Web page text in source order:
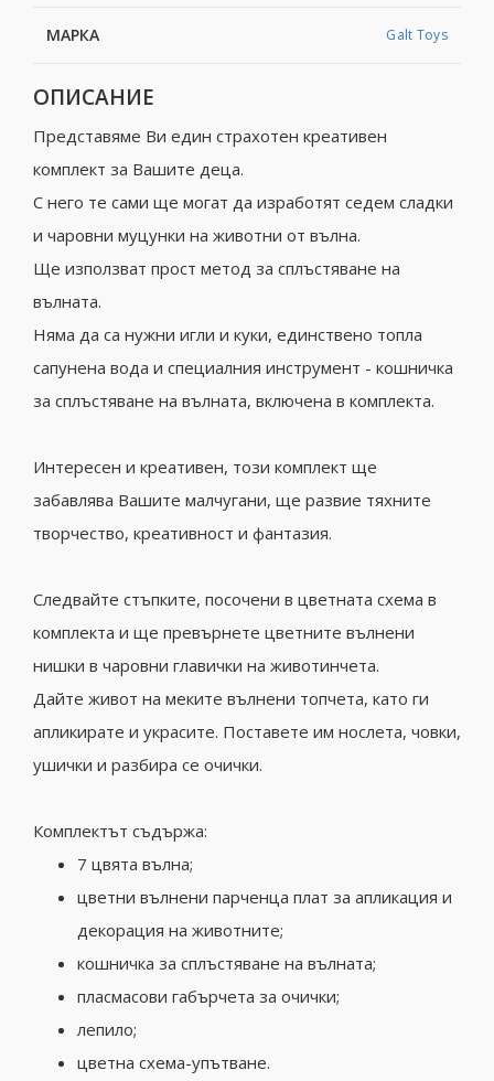
МАРКА Galt Toys
ОПИСАНИЕ
Представяме Ви един страхотен креативен
комплект за Вашите деца.
С него те сами ще могат да изработят седем сладки
и чаровни муцунки на животни от вълна.
Ще използват прост метод за сплъстяване на
вълната.
Няма да са нужни игли и куки, единствено топла
сапунена вода и специалния инструмент - кошничка
за сплъстяване на вълната, включена в комплекта.
Интересен и креативен, този комплект ще
забавлява Вашите малчугани, ще развие тяхните
творчество, креативност и фантазия.
Следвайте стъпките, посочени в цветната схема в
комплекта и ще превърнете цветните вълнени
нишки в чаровни главички на животинчета.
Дайте живот на меките вълнени топчета, като ги
апликирате и украсите. Поставете им нослета, човки,
ушички и разбира се очички.
Комплектът съдържа:
7 цвята вълна;
цветни вълнени парченца плат за апликация и
декорация на животните;
кошничка за сплъстяване на вълната;
пласмасови габърчета за очички;
лепило;
цветна схема-упътване.